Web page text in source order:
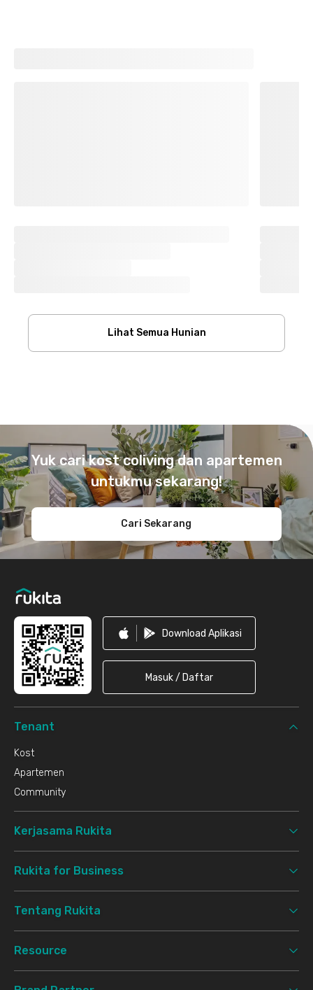
Lihat Semua Hunian
Yuk cari kost coliving dan apartemen
untukmu sekarang!
Cari Sekarang
Download Aplikasi
Masuk / Daftar
Tenant
Kost
Apartemen
Community
Kerjasama Rukita
Rukita for Business
Tentang Rukita
Resource